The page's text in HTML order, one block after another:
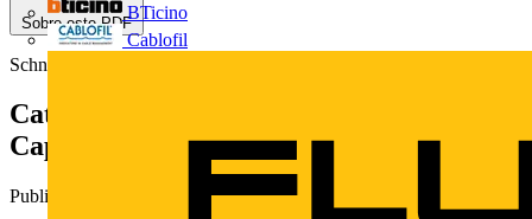
BTicino
Cablofil
Sobre este PDF
Schneider Electric
Catálogo Contator para Banco de
Capacitores TeSys
Publicado: 7 de junho de 2013· Categoria: Catálogos